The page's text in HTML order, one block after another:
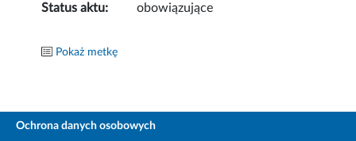
Status aktu: obowiązujące
Pokaż metkę
Ochrona danych osobowych